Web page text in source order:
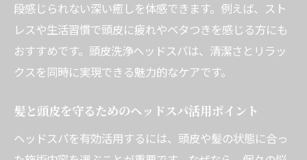
段感じられない深い癒しを体感できます。例えば、スト
レスや生活習慣で頭皮に疲れやベタつきを感じる方にも
おすすめです。頭皮洗浄ヘッドスパは、清潔さとリラッ
クスを同時に実現できる魅力的なケアです。
髪と頭皮を守るためのヘッドスパ活用ポイント
ヘッドスパを有効活用するには、頭皮や髪の状態に合っ